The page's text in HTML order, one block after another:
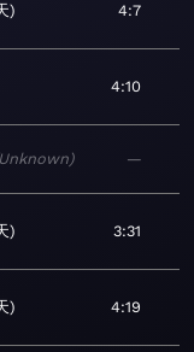
4:7
4:10
—
3:31
4:19